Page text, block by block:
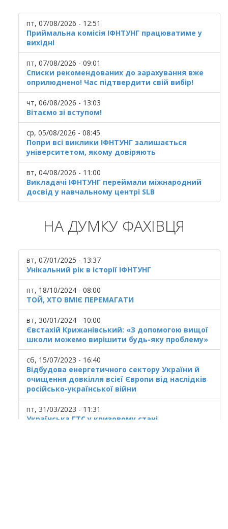
пт, 07/08/2026 - 12:51
Приймальна комісія ІФНТУНГ працюватиме у
вихідні
пт, 07/08/2026 - 09:01
Списки рекомендованих до зарахування вже
оприлюднено! Час підтвердити свій вибір!
чт, 06/08/2026 - 13:03
Вітаємо зі вступом!
ср, 05/08/2026 - 08:45
Попри всі виклики ІФНТУНГ залишається
університетом, якому довіряють
вт, 04/08/2026 - 11:00
Викладачі ІФНТУНГ переймали міжнародний
досвід у навчальному центрі SLB
НА ДУМКУ ФАХІВЦЯ
вт, 07/01/2025 - 13:37
Унікальний рік в історії ІФНТУНГ
пт, 18/10/2024 - 08:00
ТОЙ, ХТО ВМІЄ ПЕРЕМАГАТИ
вт, 30/01/2024 - 10:00
Євстахій Крижанівський: «З допомогою вищої
школи можемо вирішити будь-яку проблему»
сб, 15/07/2023 - 16:40
Відбудова енергетичного сектору України й
очищення довкілля всієї Європи від наслідків
російсько-української війни
пт, 31/03/2023 - 11:31
Українська ГТС у кризовому стані